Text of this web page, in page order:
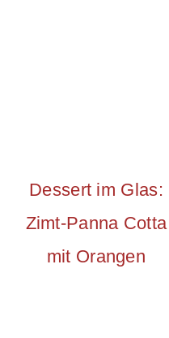
Dessert im Glas:
Zimt-Panna Cotta
mit Orangen